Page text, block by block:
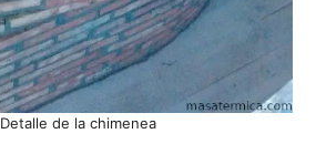
Detalle de la chimenea